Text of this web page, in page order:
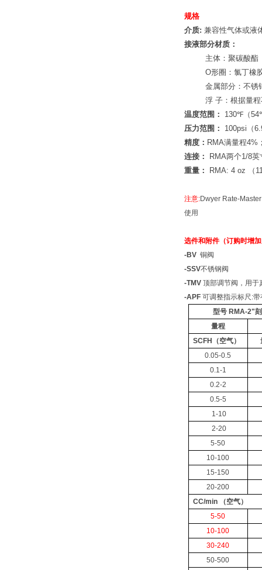
规格
介质: 兼容性气体或液
接液部分材质：
主体：聚碳酸酯
O形圈：氯丁橡
金属部分：不锈
浮 子：根据量
温度范围：
130℉（
压力范围：
100psi（
精度： RMA满量程4%
连接：
RMA两个1/8
重量：
RMA: 4 oz （
注意:Dwyer Rate-
使用
选件和附件（订购时增
-BV 铜阀
-SSV不锈钢阀
-TMV 顶部调节阀，用于
-APF 可调整指示标尺:
型号 RMA-2"
量程
SCFH（空气）
0.05-0.5
0.1-1
0.2-2
0.5-5
1-10
2-20
5-50
10-100
15-150
20-200
CC/min （空气）
5-50
10-100
30-240
50-500